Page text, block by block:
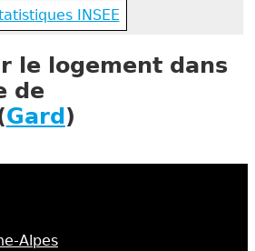
INSEE
le logement dans
de
Gard )
Alpes